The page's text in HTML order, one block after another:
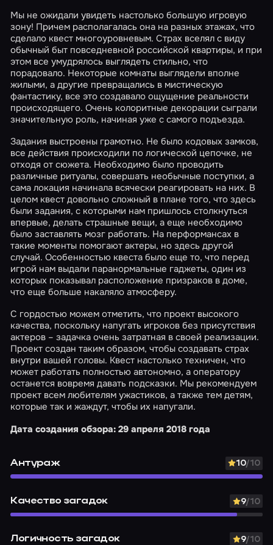
Мы не ожидали увидеть настолько большую игровую
зону! Причем располагалась она на разных этажах, что
сделало квест многоуровневым. Страх вселял с виду
обычный быт повседневной российской квартиры, и при
этом все умудрялось выглядеть стильно, что
порадовало. Некоторые комнаты выглядели вполне
жилыми, а другие превращались в мистическую
фантастику, все это создавало ощущение реальности
происходящего. Очень колоритные декорации сыграли
значительную роль, начиная уже с самого подъезда.
Задания выстроены грамотно. Не было кодовых замков,
все действия происходили по логической цепочке, не
отходя от сюжета. Необходимо было проводить
различные ритуалы, совершать необычные поступки, а
сама локация начинала всячески реагировать на них. В
целом квест довольно сложный в плане того, что здесь
были задания, с которыми нам пришлось столкнуться
впервые, делать страшные вещи, а еще необходимо
было заставлять мозг работать. На перформансах в
такие моменты помогают актеры, но здесь другой
случай. Особенностью квеста было еще то, что перед
игрой нам выдали паранормальные гаджеты, один из
которых показывал расположение призраков в доме,
что еще больше накаляло атмосферу.
С гордостью можем отметить, что проект высокого
качества, поскольку напугать игроков без присутствия
актеров – задачка очень затратная в своей реализации.
Проект создан таким образом, чтобы создавать страх
внутри вашей головы. Квест настолько техничен, что
может работать полностью автономно, а оператору
останется вовремя давать подсказки. Мы рекомендуем
проект всем любителям ужастиков, а также тем детям,
которые так и жаждут, чтобы их напугали.
Дата создания обзора: 29 апреля 2018 года
Антураж 10/10
Качество загадок 9/10
Логичность загадок 9/10